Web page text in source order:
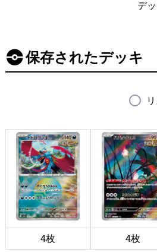
デ
保存されたデッキ
4枚 4枚